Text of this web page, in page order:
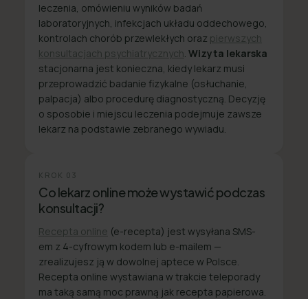
leczenia, omówieniu wyników badań
laboratoryjnych, infekcjach układu oddechowego,
kontrolach chorób przewlekłych oraz pierwszych
konsultacjach psychiatrycznych Wizyta lekarska
stacjonarna jest konieczna, kiedy lekarz musi
przeprowadzić badanie fizykalne (osłuchanie,
palpacja) albo procedurę diagnostyczną. Decyzję
o sposobie i miejscu leczenia podejmuje zawsze
lekarz na podstawie zebranego wywiadu.
KROK 03
Co lekarz online może wystawić podczas
konsultacji?
Recepta online (e-recepta) jest wysyłana SMS-
em z 4-cyfrowym kodem lub e-mailem —
zrealizujesz ją w dowolnej aptece w Polsce.
Recepta online wystawiana w trakcie teleporady
ma taką samą moc prawną jak recepta papierowa.